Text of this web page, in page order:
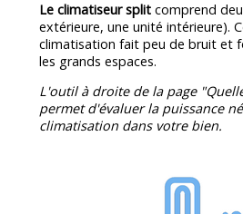
Le climatiseur split comprend
extérieure, une unité intérieure).
climatisation fait peu de bruit et
les grands espaces.
L'outil à droite de la page
permet d'évaluer la puissance
climatisation dans votre bien.